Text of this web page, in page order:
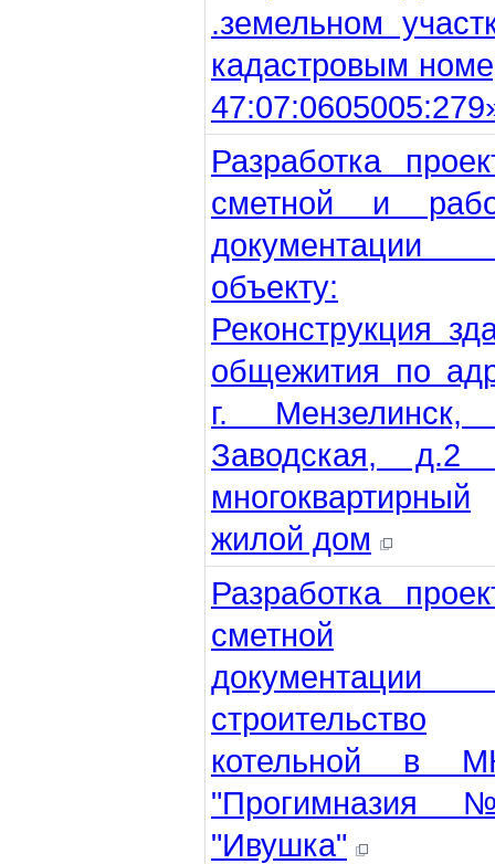
.земельном
кадастровым
Разработка
сметной и
объекту:
Реконструкция
общежития по
г. Мензелинск,
Заводская, д.2
многоквартирный
жилой дом
Разработка
сметной
строительство
котельной в
"Ивушка"